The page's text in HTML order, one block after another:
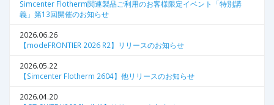
Simcenter Flotherm関連製品ご利用のお客様限定イベント「特別講
義」第13回開催のお知らせ
2026.06.26
【modeFRONTIER 2026 R2】リリースのお知らせ
2026.05.22
【Simcenter Flotherm 2604】他リリースのお知らせ
2026.04.20